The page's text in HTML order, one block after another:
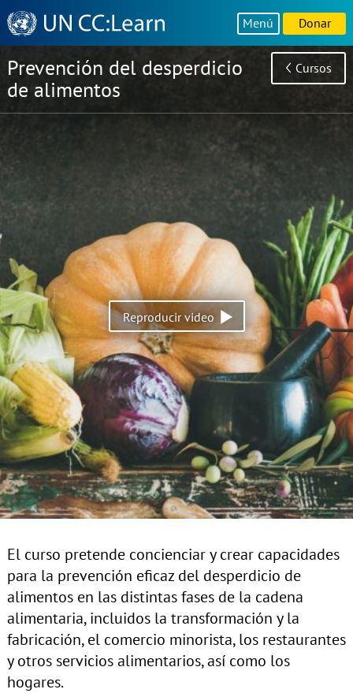
Knowledge
Sharing
Platform
Menú Donar
Prevención del desperdicio
de alimentos
Cursos
Reproducir video
El curso pretende concienciar y crear capacidades
para la prevención eficaz del desperdicio de
alimentos en las distintas fases de la cadena
alimentaria, incluidos la transformación y la
fabricación, el comercio minorista, los restaurantes
y otros servicios alimentarios, así como los
hogares.